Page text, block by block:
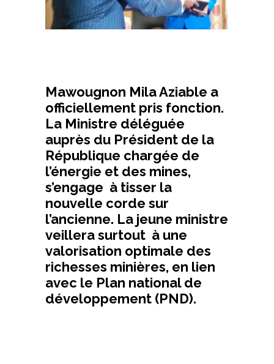
Mawougnon Mila Aziable a
officiellement pris fonction.
La Ministre déléguée
auprès du Président de la
République chargée de
l’énergie et des mines,
s’engage à tisser la
nouvelle corde sur
l’ancienne. La jeune ministre
veillera surtout à une
valorisation optimale des
richesses minières, en lien
avec le Plan national de
développement (PND).